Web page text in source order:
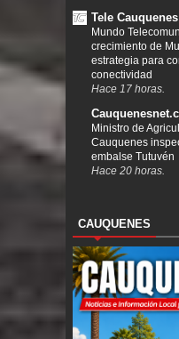
Tele Cauquenes
Mundo
crecimiento de
estrategia para
conectividad
Hace 17 horas.
Cauquenesnet.cl
Ministro de
Cauquenes
embalse Tutuvén
Hace 20 horas.
CAUQUENES